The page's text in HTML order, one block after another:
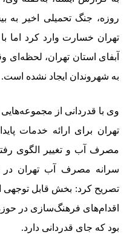
تهران خسارت وارد کرد اما
آبفای استان تهران،
به شهروندان ایجاد نشده است.
وی با قدردانی از
تهران برای ارائه خدمات
سرانه مصرف آب تهران در
تصریح کرد: بخش قابل توجهی
اقدام‌های فرهنگ‌سازی در
بود که جای قدردانی دارد.